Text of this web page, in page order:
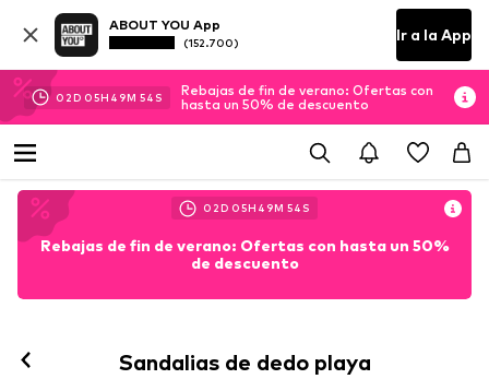
ABOUT YOU App
(152.700) Ir a la App
02D 05H 49M 53 S
Rebajas de fin de verano: Ofertas con
hasta un 50% de descuento
02D 05H 49M 53 S
Rebajas de fin de verano: Ofertas con hasta un 50%
de descuento
Sandalias de dedo playa